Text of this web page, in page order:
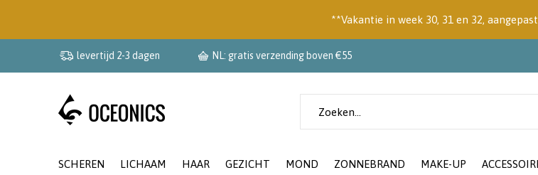
SCHEREN LICHAAM HAAR GEZICHT MOND ZONNEBRAND MAKE-UP
levertijd 2-3 dagen NL: gratis verzending boven €55
**Vakantie in week 30, 31 en 32,